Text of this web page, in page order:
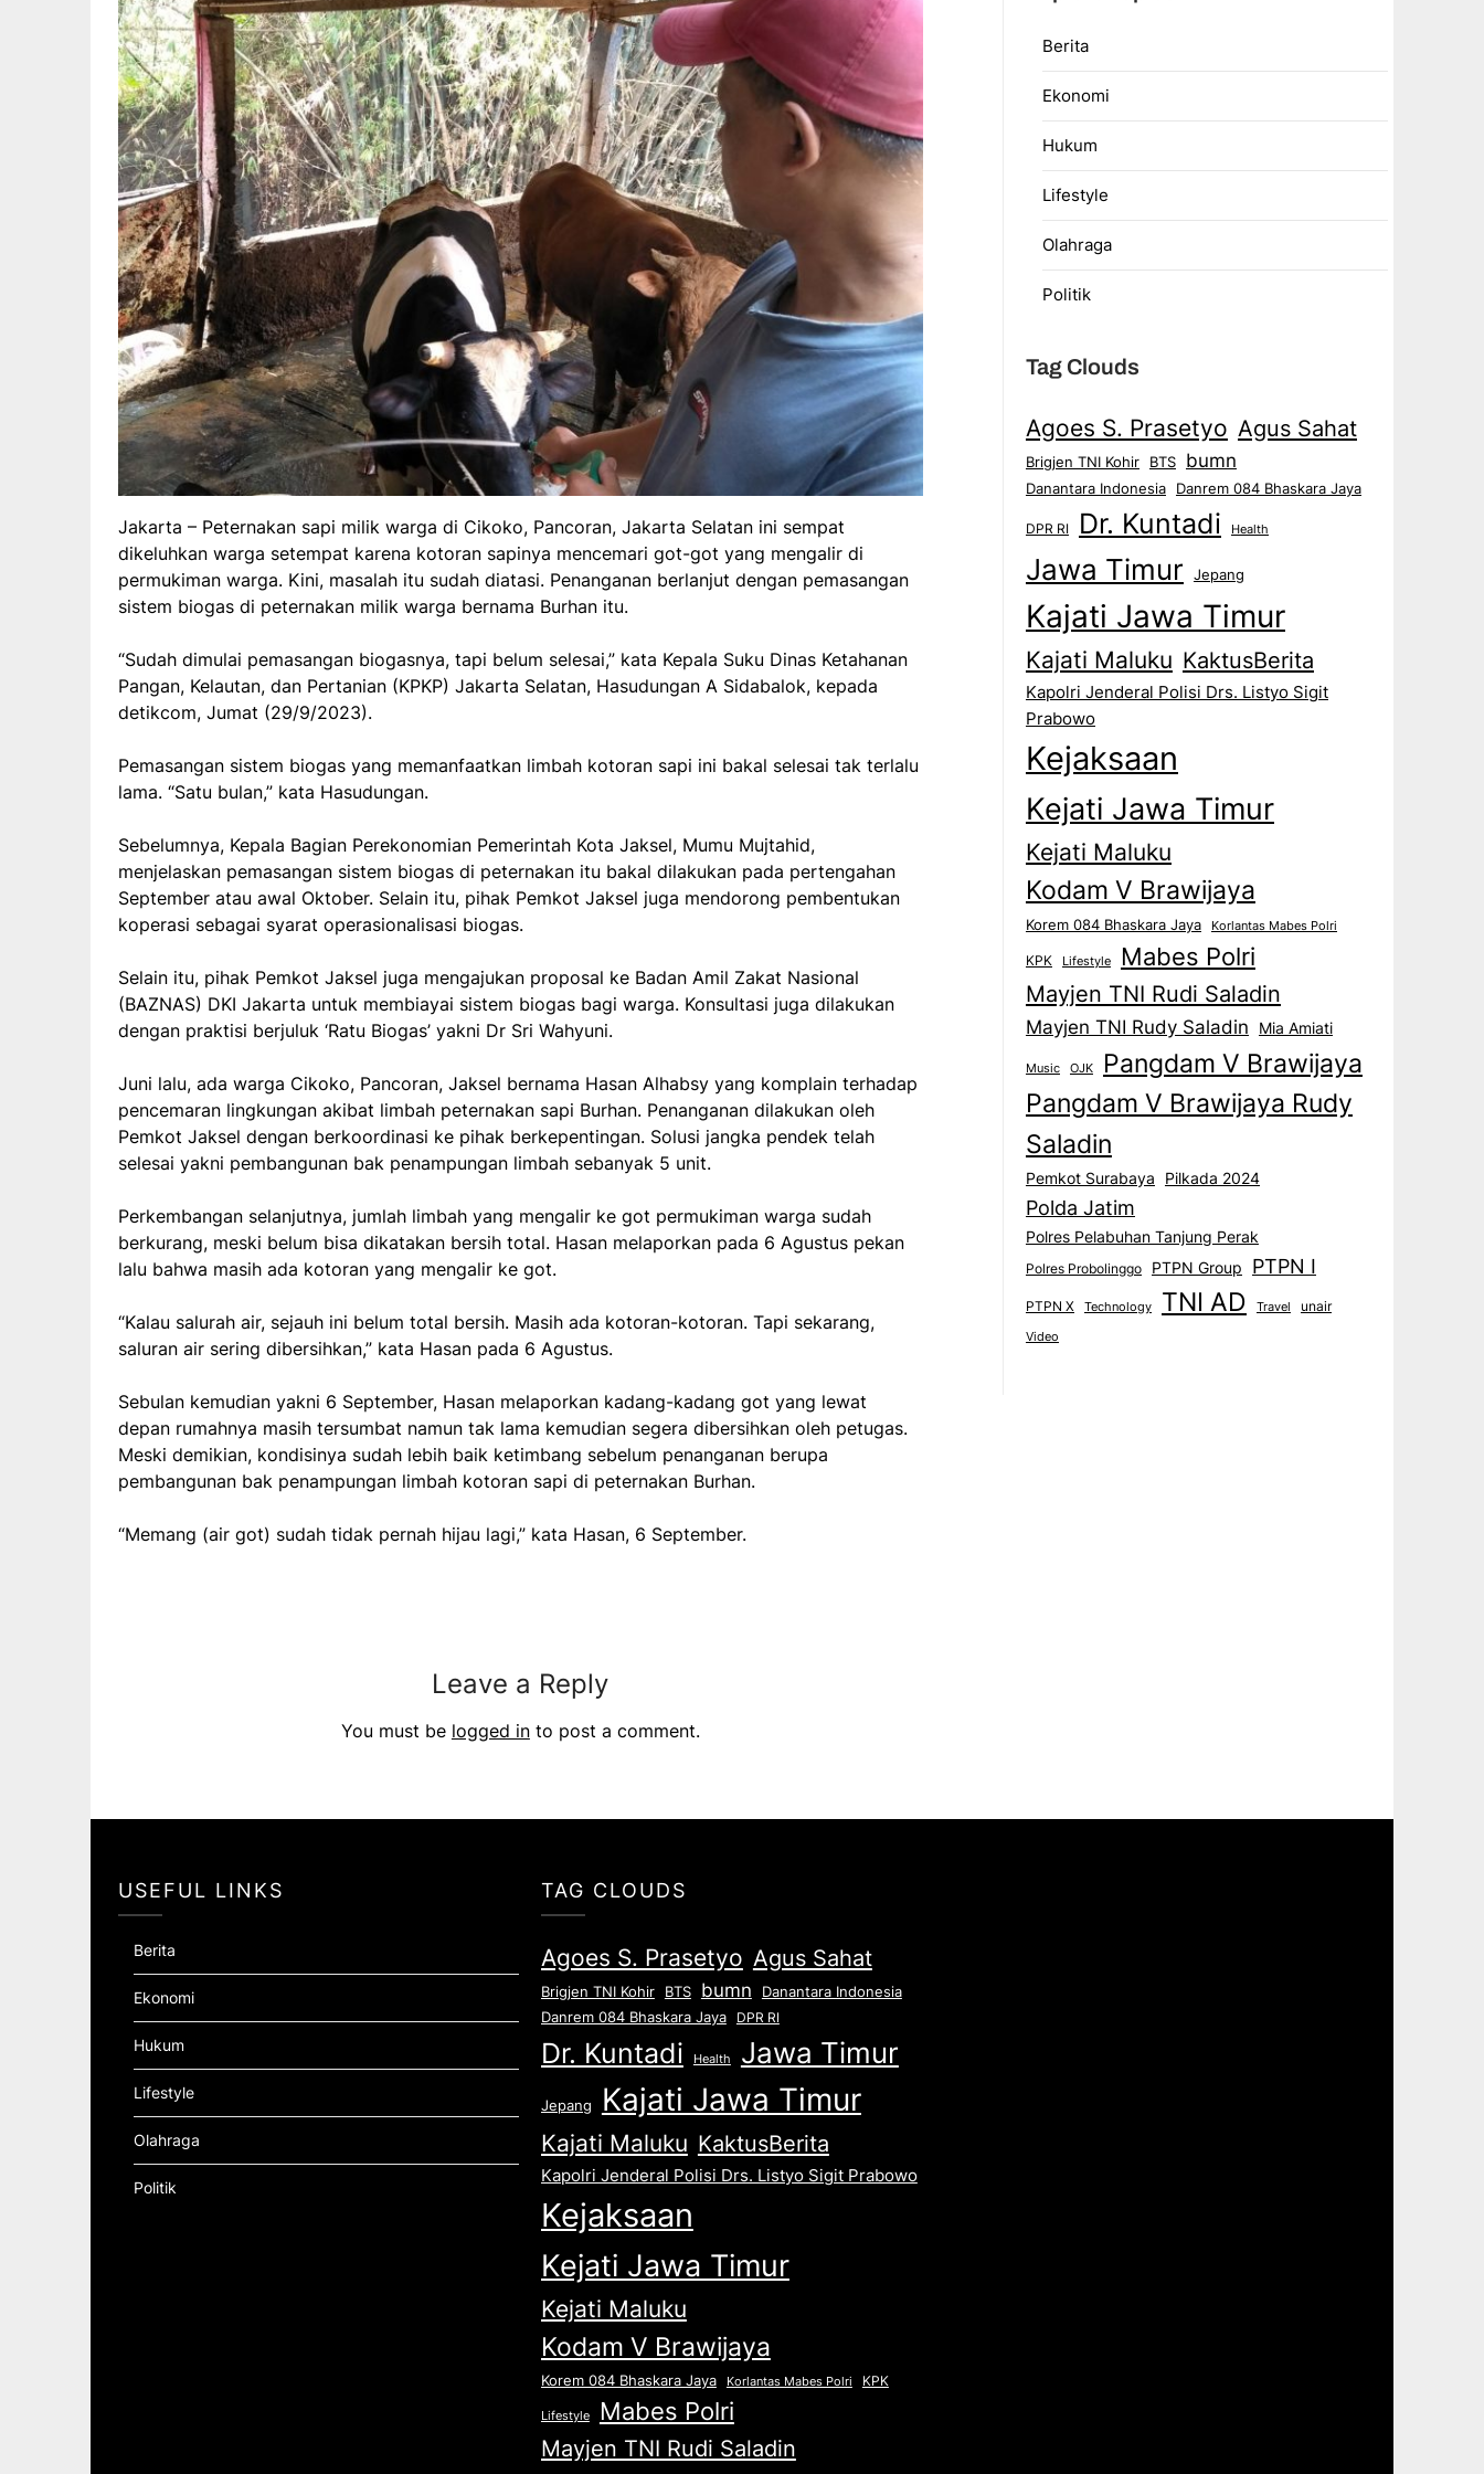
Jakarta – Peternakan sapi milik warga di Cikoko, Pancoran, Jakarta Selatan ini sempat
dikeluhkan warga setempat karena kotoran sapinya mencemari got-got yang mengalir di
permukiman warga. Kini, masalah itu sudah diatasi. Penanganan berlanjut dengan pemasangan
sistem biogas di peternakan milik warga bernama Burhan itu.
“Sudah dimulai pemasangan biogasnya, tapi belum selesai,” kata Kepala Suku Dinas Ketahanan
Pangan, Kelautan, dan Pertanian (KPKP) Jakarta Selatan, Hasudungan A Sidabalok, kepada
detikcom, Jumat (29/9/2023).
Pemasangan sistem biogas yang memanfaatkan limbah kotoran sapi ini bakal selesai tak terlalu
lama. “Satu bulan,” kata Hasudungan.
Sebelumnya, Kepala Bagian Perekonomian Pemerintah Kota Jaksel, Mumu Mujtahid,
menjelaskan pemasangan sistem biogas di peternakan itu bakal dilakukan pada pertengahan
September atau awal Oktober. Selain itu, pihak Pemkot Jaksel juga mendorong pembentukan
koperasi sebagai syarat operasionalisasi biogas.
Selain itu, pihak Pemkot Jaksel juga mengajukan proposal ke Badan Amil Zakat Nasional
(BAZNAS) DKI Jakarta untuk membiayai sistem biogas bagi warga. Konsultasi juga dilakukan
dengan praktisi berjuluk ‘Ratu Biogas’ yakni Dr Sri Wahyuni.
Juni lalu, ada warga Cikoko, Pancoran, Jaksel bernama Hasan Alhabsy yang komplain terhadap
pencemaran lingkungan akibat limbah peternakan sapi Burhan. Penanganan dilakukan oleh
Pemkot Jaksel dengan berkoordinasi ke pihak berkepentingan. Solusi jangka pendek telah
selesai yakni pembangunan bak penampungan limbah sebanyak 5 unit.
Perkembangan selanjutnya, jumlah limbah yang mengalir ke got permukiman warga sudah
berkurang, meski belum bisa dikatakan bersih total. Hasan melaporkan pada 6 Agustus pekan
lalu bahwa masih ada kotoran yang mengalir ke got.
“Kalau salurah air, sejauh ini belum total bersih. Masih ada kotoran-kotoran. Tapi sekarang,
saluran air sering dibersihkan,” kata Hasan pada 6 Agustus.
Sebulan kemudian yakni 6 September, Hasan melaporkan kadang-kadang got yang lewat
depan rumahnya masih tersumbat namun tak lama kemudian segera dibersihkan oleh petugas.
Meski demikian, kondisinya sudah lebih baik ketimbang sebelum penanganan berupa
pembangunan bak penampungan limbah kotoran sapi di peternakan Burhan.
“Memang (air got) sudah tidak pernah hijau lagi,” kata Hasan, 6 September.
Leave a Reply
You must be logged into post a comment.
Berita
Ekonomi
Hukum
Lifestyle
Olahraga
Politik
Tag Clouds
Agoes S. Prasetyo Agus Sahat
Brigjen TNI Kohir BTS bumn
Danantara Indonesia Danrem 084 Bhaskara Jaya
DPR RI Dr. Kuntadi Health
Jawa Timur Jepang
Kajati Jawa Timur
Kajati Maluku KaktusBerita
Kapolri Jenderal Polisi Drs. Listyo Sigit
Prabowo
Kejaksaan
Kejati Jawa Timur
Kejati Maluku
Kodam V Brawijaya
Korem 084 Bhaskara Jaya Korlantas Mabes Polri
KPK Lifestyle Mabes Polri
Mayjen TNI Rudi Saladin
Mayjen TNI Rudy Saladin Mia Amiati
Music OJK Pangdam V Brawijaya
Pangdam V Brawijaya Rudy
Saladin
Pemkot Surabaya Pilkada 2024
Polda Jatim
Polres Pelabuhan Tanjung Perak
Polres Probolinggo PTPN Group PTPN I
PTPN X Technology TNI AD Travel unair
Video
USEFUL LINKS
Berita
Ekonomi
Hukum
Lifestyle
Olahraga
Politik
TAG CLOUDS
Agoes S. Prasetyo Agus Sahat
Brigjen TNI Kohir BTS bumn
Danantara Indonesia
Danrem 084 Bhaskara Jaya
DPR RI
Dr. Kuntadi Health Jawa Timur
Jepang Kajati Jawa Timur
Kajati Maluku KaktusBerita
Kapolri Jenderal Polisi Drs. Listyo Sigit Prabowo
Kejaksaan
Kejati Jawa Timur
Kejati Maluku
Kodam V Brawijaya
Korem 084 Bhaskara Jaya Korlantas Mabes Polri KPK
Lifestyle Mabes Polri
Mayjen TNI Rudi Saladin